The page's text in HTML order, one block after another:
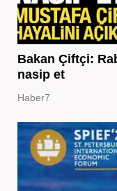
Bakan Çiftçi:
nasip et
Haber7